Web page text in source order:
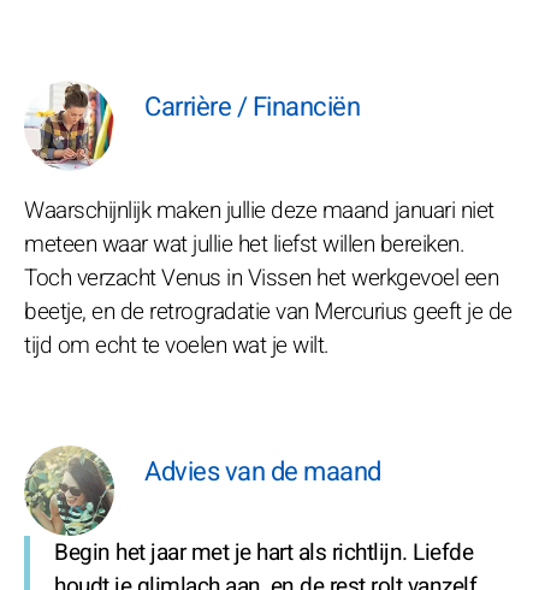
Carrière / Financiën
Waarschijnlijk maken jullie deze maand januari niet
meteen waar wat jullie het liefst willen bereiken.
Toch verzacht Venus in Vissen het werkgevoel een
beetje, en de retrogradatie van Mercurius geeft je de
tijd om echt te voelen wat je wilt.
Advies van de maand
Begin het jaar met je hart als richtlijn. Liefde